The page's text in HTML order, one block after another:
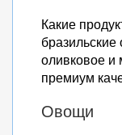
Какие
оливковое и
премиум
Овощи